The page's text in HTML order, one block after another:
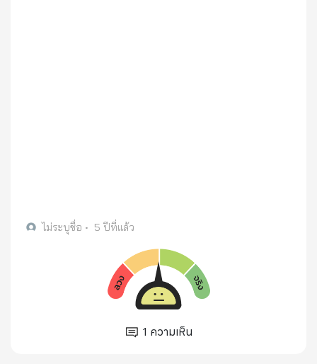
ไม่ระบุชื่อ • 5 ปีที่แล้ว
1 ความเห็น